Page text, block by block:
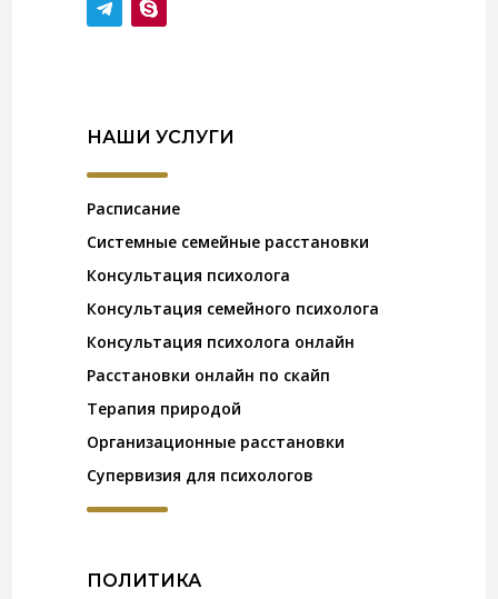
НАШИ УСЛУГИ
Расписание
Системные семейные расстановки
Консультация психолога
Консультация семейного психолога
Консультация психолога онлайн
Расстановки онлайн по скайп
Терапия природой
Организационные расстановки
Супервизия для психологов
ПОЛИТИКА